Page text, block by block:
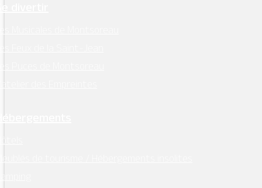
divertir
Musicales de Montsoreau
Feux de la Saint-Jean
Puces de Montsoreau
des Empreintes
de tourisme / Hébergements insolites